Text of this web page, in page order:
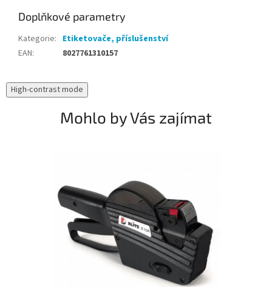
Doplňkové parametry
Kategorie: Etiketovače, příslušenství
EAN: 8027761310157
High-contrast mode
Mohlo by Vás zajímat